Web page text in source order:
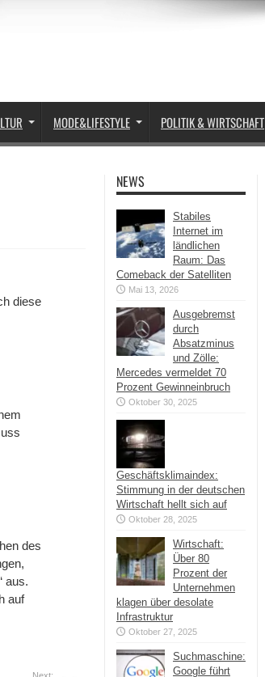
MODE&LIFESTYLE POLITIK & WIRTSCHAFT
diese
des
aus.
auf
NEWS
Stabiles
Internet im
ländlichen
Raum: Das
Comeback der Satelliten
Mai 13, 2026
Ausgebremst
durch
Absatzminus
und Zölle:
Mercedes vermeldet 70
Prozent Gewinneinbruch
Oktober 30, 2025
Geschäftsklimaindex:
Stimmung in der deutschen
Wirtschaft hellt sich auf
Oktober 28, 2025
Wirtschaft:
Über 80
Prozent der
Unternehmen
klagen über desolate
Infrastruktur
Oktober 27, 2025
Suchmaschine:
Google führt